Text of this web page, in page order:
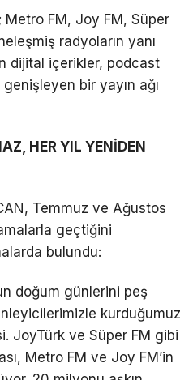
FM, Joy FM, Süper
radyoların yanı
dijital içerikler, podcast
bir yayın ağı
HER YIL YENİDEN
Temmuz ve Ağustos
geçtiğini
bulundu:
doğum günlerini peş
kurduğumuz
JoyTürk ve Süper FM gibi
Metro FM ve Joy FM’in